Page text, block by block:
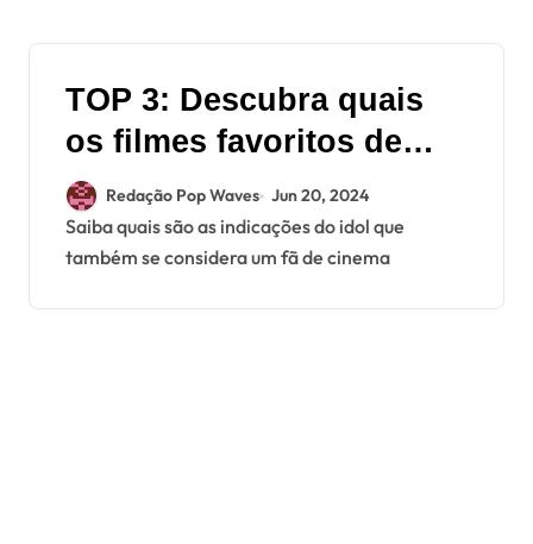
TOP 3: Descubra quais
os filmes favoritos de
Mark do NCT
Redação Pop Waves Jun 20, 2024
Saiba quais são as indicações do idol que
também se considera um fã de cinema